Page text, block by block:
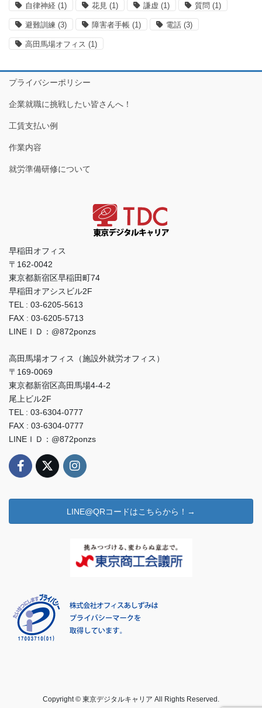
自律神経 (1) 花見 (1) 謙虚 (1) 質問 (1)
避難訓練 (3) 障害者手帳 (1) 電話 (3)
高田馬場オフィス (1)
プライバシーポリシー
企業就職に挑戦したい皆さんへ！
工賃支払い例
作業内容
就労準備研修について
早稲田オフィス
〒162-0042
東京都新宿区早稲田町74
早稲田オアシスビル2F
TEL : 03-6205-5613
FAX : 03-6205-5713
LINEＩＤ：@872ponzs
高田馬場オフィス（施設外就労オフィス）
〒169-0069
東京都新宿区高田馬場4-4-2
尾上ビル2F
TEL : 03-6304-0777
FAX : 03-6304-0777
LINEＩＤ：@872ponzs
LINE@QRコードはこちらから！→
Copyright © 東京デジタルキャリア All Rights Reserved.